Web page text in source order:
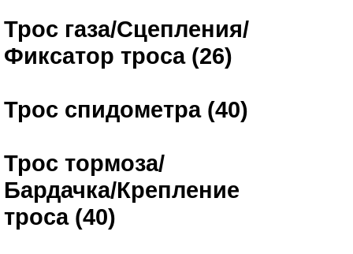
Трос газа/Сцепления/
Фиксатор троса (26)
Трос спидометра (40)
Трос тормоза/
Бардачка/Крепление
троса (40)